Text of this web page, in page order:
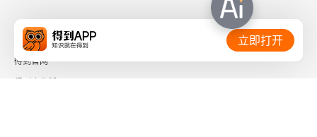
相关链接：
得到官网
立即打开